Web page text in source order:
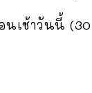
ช้าวันนี้ (30